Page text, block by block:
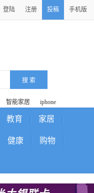
登陆 注册 投稿 手机版
智能家居 iphone
教育 家居
健康 购物